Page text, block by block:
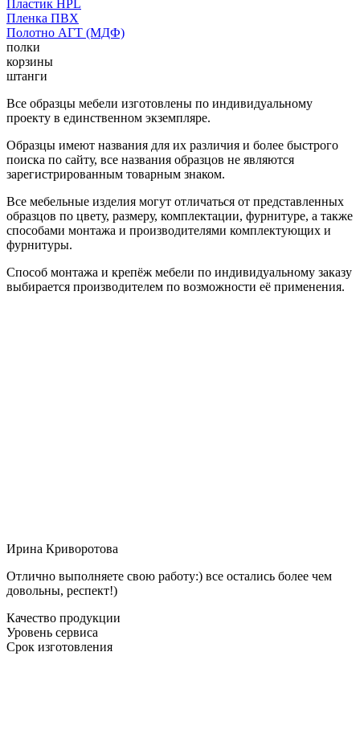
Пластик HPL
Пленка ПВХ
Полотно АГТ (МДФ)
полки
корзины
штанги
Все образцы мебели изготовлены по индивидуальному
проекту в единственном экземпляре.
Образцы имеют названия для их различия и более быстрого
поиска по сайту, все названия образцов не являются
зарегистрированным товарным знаком.
Все мебельные изделия могут отличаться от представленных
образцов по цвету, размеру, комплектации, фурнитуре, а также
способами монтажа и производителями комплектующих и
фурнитуры.
Способ монтажа и крепёж мебели по индивидуальному заказу
выбирается производителем по возможности её применения.
Ирина Криворотова
Отлично выполняете свою работу:) все остались более чем
довольны, респект!)
Качество продукции
Уровень сервиса
Срок изготовления